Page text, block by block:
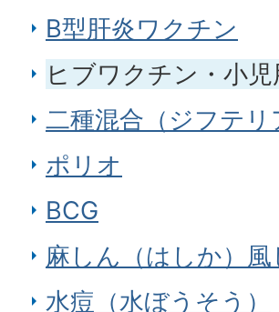
B型肝炎ワクチン
ヒブワクチン・小
二種混合（ジフテ
ポリオ
BCG
麻しん（はしか）
水痘（水ぼうそう）